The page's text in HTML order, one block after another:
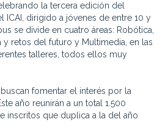
la tercera edición del
ICAI, dirigido a jóvenes de entre 10 y
se divide en cuatro áreas: Robótica,
y retos del futuro y Multimedia, en las
talleres, todos ellos muy
fomentar el interés por la
año reunirán a un total 1.500
inscritos que duplica a la del año